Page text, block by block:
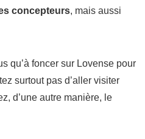
concepteurs, mais aussi
qu’à foncer sur Lovense pour
surtout pas d’aller visiter
d’une autre manière, le